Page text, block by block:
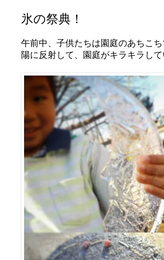
氷の祭典！
午前中、子供たちは園庭のあちこ
陽に反射して、園庭がキラキラし